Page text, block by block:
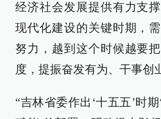
经济社会发展提供有力支
现代化建设的关键时期，
努力，越到这个时候越要
度，提振奋发有为、干事创
“吉林省委作出‘十五五’时